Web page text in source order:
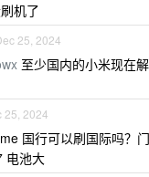
机了
25, 2024
至少国内的小米现在
25, 2024
国行可以刷国际吗？
电池大